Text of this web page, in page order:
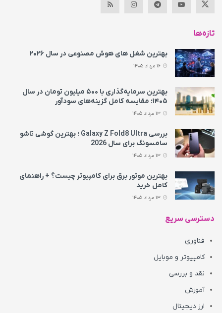
تازه‌ها
بهترین شغل های هوش مصنوعی در سال ۲۰۲۶
بهترین سرمایه‌گذاری با ۵۰۰ میلیون تومان در سال
۱۴۰۵؛ مقایسه کامل گزینه‌های سودآور
بررسی Galaxy Z Fold8 Ultra ؛ بهترین گوشی تاشو
سامسونگ برای سال 2026
بهترین موتور برق برای کامپیوتر چیست؟ + راهنمای
کامل خرید
دسترسی سریع
فناوری
کامپیوتر و موبایل
نقد و بررسی
آموزش
ارز دیجیتال